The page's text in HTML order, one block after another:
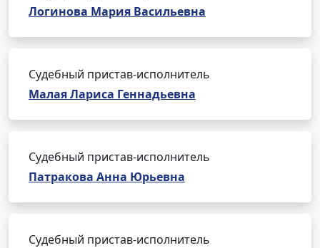
Логинова Мария Васильевна
Судебный пристав-исполнитель
Малая Лариса Геннадьевна
Судебный пристав-исполнитель
Патракова Анна Юрьевна
Судебный пристав-исполнитель